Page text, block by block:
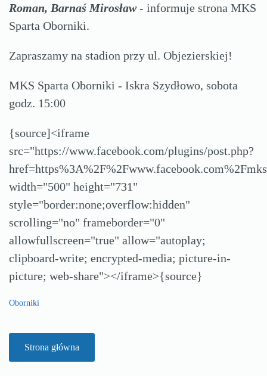
Roman, Barnaś Mirosław - informuje strona MKS
Sparta Oborniki.
Zapraszamy na stadion przy ul. Objezierskiej!
MKS Sparta Oborniki - Iskra Szydłowo, sobota
godz. 15:00
{source]<iframe
src="https://www.facebook.com/plugins/post.php?
width="500" height="731"
style="border:none;overflow:hidden"
scrolling="no" frameborder="0"
allowfullscreen="true" allow="autoplay;
clipboard-write; encrypted-media; picture-in-
picture; web-share"></iframe>{source}
Oborniki
Strona główna